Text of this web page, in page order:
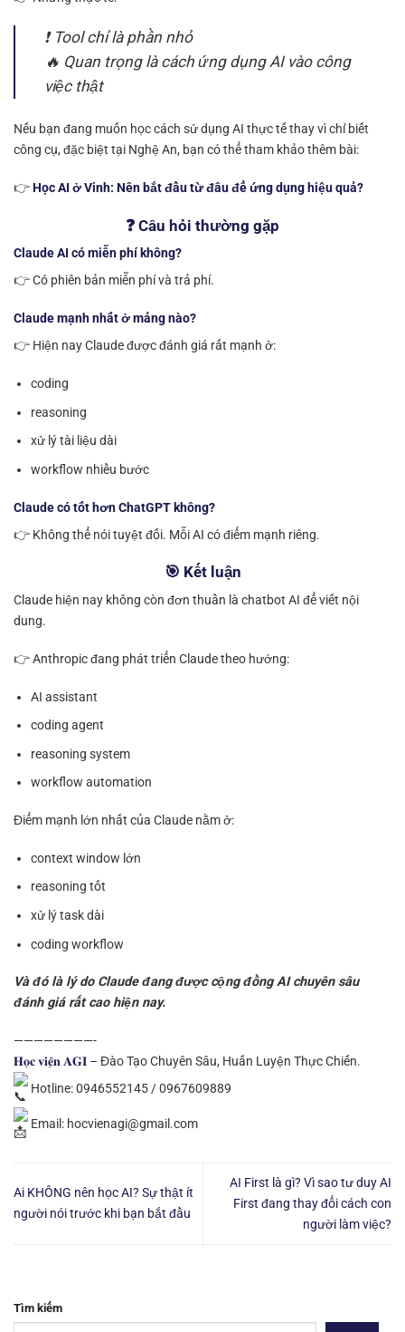
❗ Tool chỉ là phần nhỏ
🔥 Quan trọng là cách ứng dụng AI vào công
việc thật
Nếu bạn đang muốn học cách sử dụng AI thực tế thay vì chỉ biết
công cụ, đặc biệt tại Nghệ An, bạn có thể tham khảo thêm bài:
👉Học AI ở Vinh: Nên bắt đầu từ đâu để ứng dụng hiệu quả?
❓ Câu hỏi thường gặp
Claude AI có miễn phí không?
👉 Có phiên bản miễn phí và trả phí.
Claude mạnh nhất ở mảng nào?
👉 Hiện nay Claude được đánh giá rất mạnh ở:
coding
reasoning
xử lý tài liệu dài
workflow nhiều bước
Claude có tốt hơn ChatGPT không?
👉 Không thể nói tuyệt đối. Mỗi AI có điểm mạnh riêng.
🎯 Kết luận
Claude hiện nay không còn đơn thuần là chatbot AI để viết nội
dung.
👉 Anthropic đang phát triển Claude theo hướng:
AI assistant
coding agent
reasoning system
workflow automation
Điểm mạnh lớn nhất của Claude nằm ở:
context window lớn
reasoning tốt
xử lý task dài
coding workflow
Và đó là lý do Claude đang được cộng đồng AI chuyên sâu
đánh giá rất cao hiện nay.
————————-
𝐇𝐨̣𝐜 𝐯𝐢𝐞̣̂𝐧 𝐀𝐆𝐈 – Đào Tạo Chuyên Sâu, Huấn Luyện Thực Chiến.
Hotline: 0946552145 / 0967609889
Email: hocvienagi@gmail.com
Ai KHÔNG nên học AI? Sự thật ít
người nói trước khi bạn bắt đầu
AI First là gì? Vì sao tư duy AI
First đang thay đổi cách con
người làm việc?
Tìm kiếm